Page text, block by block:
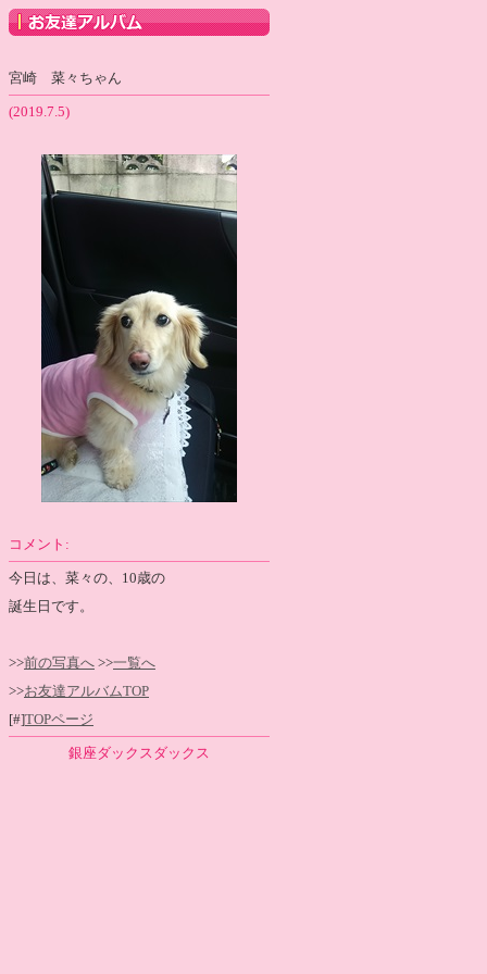
宮崎 菜々ちゃん
(2019.7.5)
コメント:
今日は、菜々の、10歳の
誕生日です。
>>前の写真へ >>一覧へ
>>お友達アルバムTOP
[#]TOPページ
銀座ダックスダックス